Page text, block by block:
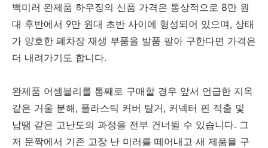
백미러 완제품 하우징의 신품 가격은 통상적으로 8만 원
대 후반에서 9만 원대 초반 사이에 형성되어 있으며, 상태
가 양호한 폐차장 재생 부품을 발품 팔아 구한다면 가격은
더 내려가기도 합니다.
완제품 어셈블리를 통째로 구매할 경우 앞서 언급한 지옥
같은 거울 분해, 플라스틱 커버 탈거, 커넥터 핀 적출 및
납땜 같은 고난도의 과정을 전부 건너뛸 수 있습니다. 그
저 문짝에서 기존 고장 난 미러를 떼어내고 새 제품을 구